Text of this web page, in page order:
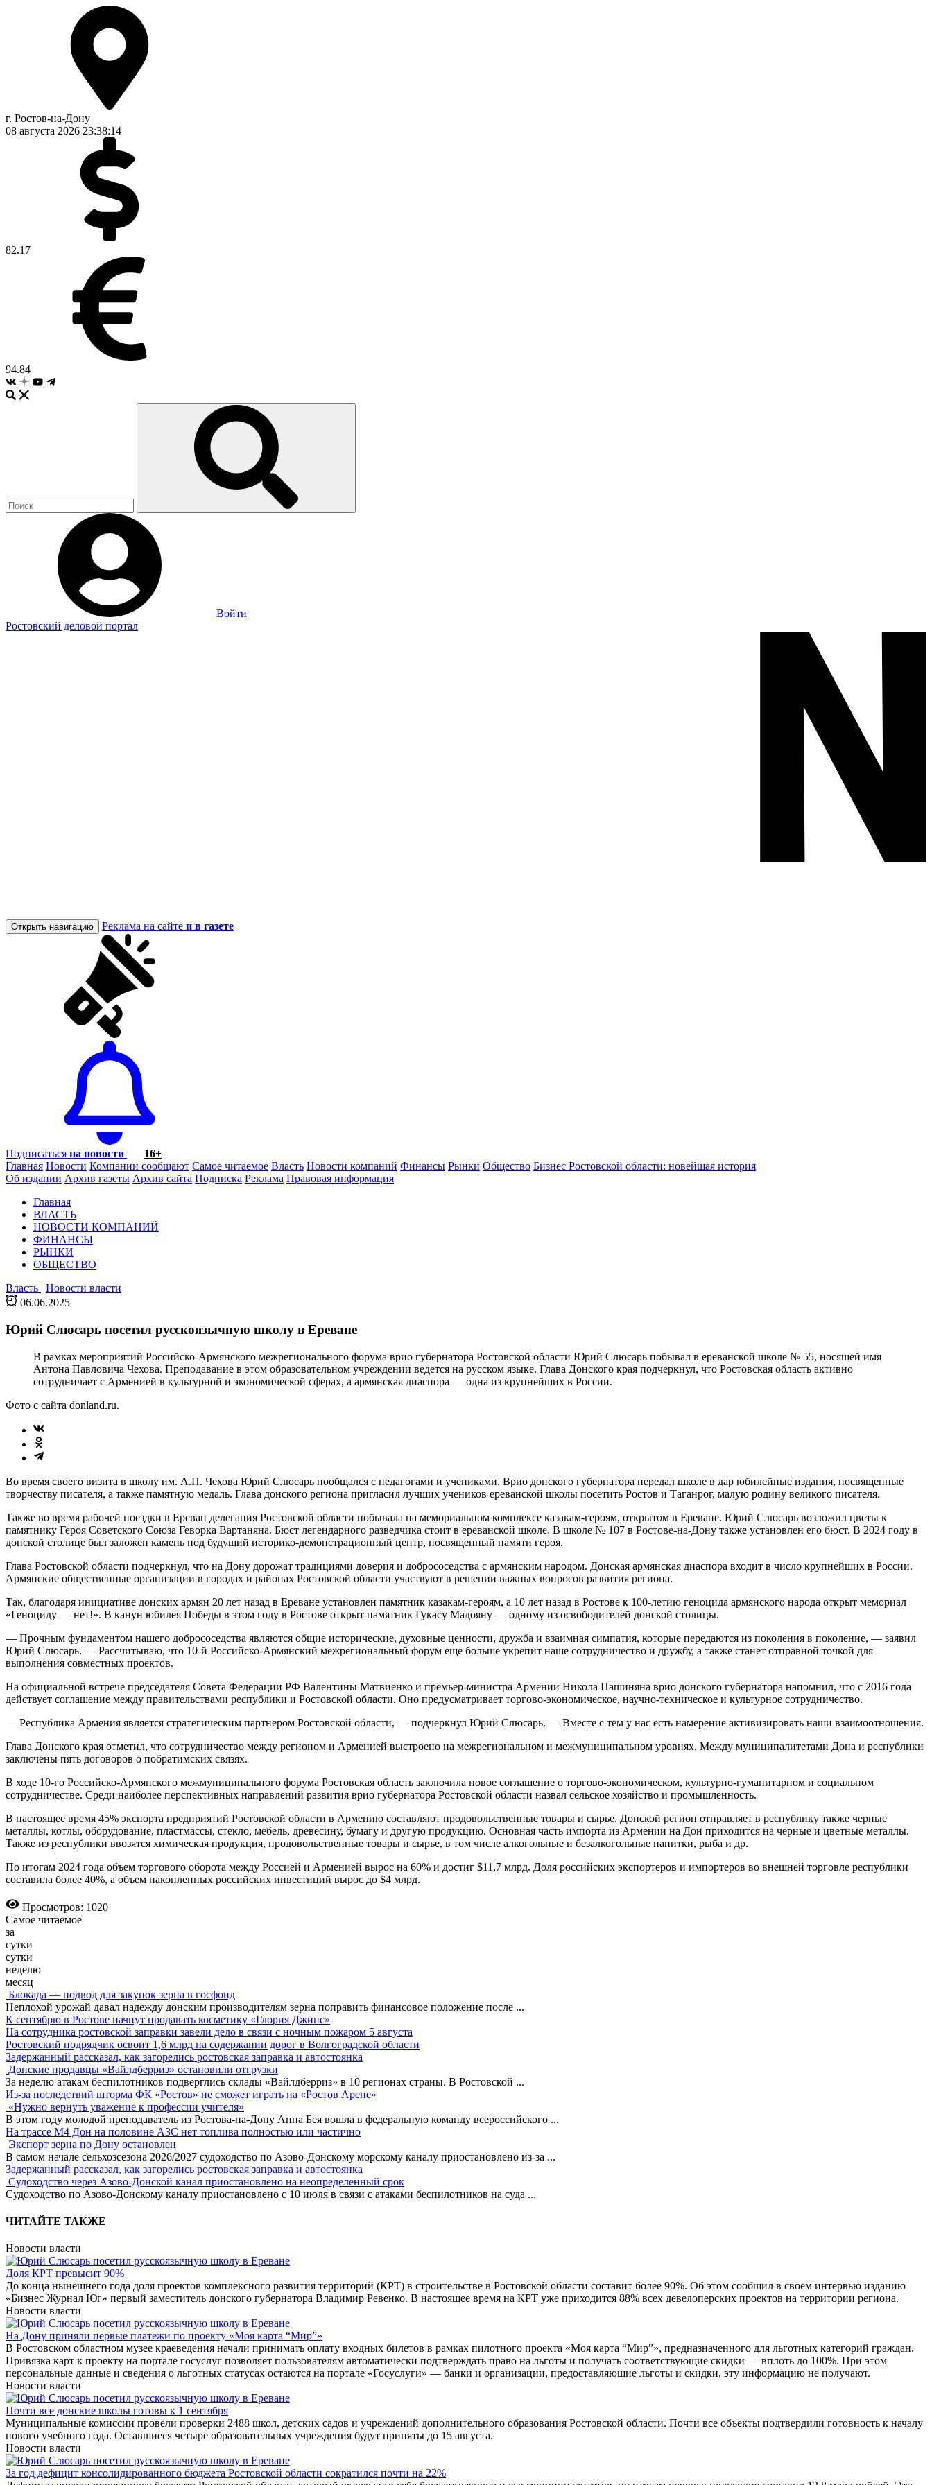
г. Ростов-на-Дону
08 августа 2026 23:38:15
82.17
94.84
Войти
Ростовский деловой портал
Открыть навигацию Реклама на сайте и в газете
Подписаться на новости
16+
Главная Новости Компании сообщают Самое читаемое Власть Новости компаний Финансы Рынки Общество Бизнес Ростовской области: новейшая история
Об издании Архив газеты Архив сайта Подписка Реклама Правовая информация
Главная
ВЛАСТЬ
НОВОСТИ КОМПАНИЙ
ФИНАНСЫ
РЫНКИ
ОБЩЕСТВО
Власть | Новости власти
06.06.2025
Юрий Слюсарь посетил русскоязычную школу в Ереване
В рамках мероприятий Российско-Армянского межрегионального форума врио губернатора Ростовской области Юрий Слюсарь побывал в ереванской школе № 55, носящей имя
Антона Павловича Чехова. Преподавание в этом образовательном учреждении ведется на русском языке. Глава Донского края подчеркнул, что Ростовская область активно
сотрудничает с Арменией в культурной и экономической сферах, а армянская диаспора — одна из крупнейших в России.
Фото с сайта donland.ru.
Во время своего визита в школу им. А.П. Чехова Юрий Слюсарь пообщался с педагогами и учениками. Врио донского губернатора передал школе в дар юбилейные издания, посвященные
творчеству писателя, а также памятную медаль. Глава донского региона пригласил лучших учеников ереванской школы посетить Ростов и Таганрог, малую родину великого писателя.
Также во время рабочей поездки в Ереван делегация Ростовской области побывала на мемориальном комплексе казакам-героям, открытом в Ереване. Юрий Слюсарь возложил цветы к
памятнику Героя Советского Союза Геворка Вартаняна. Бюст легендарного разведчика стоит в ереванской школе. В школе № 107 в Ростове-на-Дону также установлен его бюст. В 2024 году в
донской столице был заложен камень под будущий историко-демонстрационный центр, посвященный памяти героя.
Глава Ростовской области подчеркнул, что на Дону дорожат традициями доверия и добрососедства с армянским народом. Донская армянская диаспора входит в число крупнейших в России.
Армянские общественные организации в городах и районах Ростовской области участвуют в решении важных вопросов развития региона.
Так, благодаря инициативе донских армян 20 лет назад в Ереване установлен памятник казакам-героям, а 10 лет назад в Ростове к 100-летию геноцида армянского народа открыт мемориал
«Геноциду — нет!». В канун юбилея Победы в этом году в Ростове открыт памятник Гукасу Мадояну — одному из освободителей донской столицы.
— Прочным фундаментом нашего добрососедства являются общие исторические, духовные ценности, дружба и взаимная симпатия, которые передаются из поколения в поколение, — заявил
Юрий Слюсарь. — Рассчитываю, что 10-й Российско-Армянский межрегиональный форум еще больше укрепит наше сотрудничество и дружбу, а также станет отправной точкой для
выполнения совместных проектов.
На официальной встрече председателя Совета Федерации РФ Валентины Матвиенко и премьер-министра Армении Никола Пашиняна врио донского губернатора напомнил, что с 2016 года
действует соглашение между правительствами республики и Ростовской области. Оно предусматривает торгово-экономическое, научно-техническое и культурное сотрудничество.
— Республика Армения является стратегическим партнером Ростовской области, — подчеркнул Юрий Слюсарь. — Вместе с тем у нас есть намерение активизировать наши взаимоотношения.
Глава Донского края отметил, что сотрудничество между регионом и Арменией выстроено на межрегиональном и межмуниципальном уровнях. Между муниципалитетами Дона и республики
заключены пять договоров о побратимских связях.
В ходе 10-го Российско-Армянского межмуниципального форума Ростовская область заключила новое соглашение о торгово-экономическом, культурно-гуманитарном и социальном
сотрудничестве. Среди наиболее перспективных направлений развития врио губернатора Ростовской области назвал сельское хозяйство и промышленность.
В настоящее время 45% экспорта предприятий Ростовской области в Армению составляют продовольственные товары и сырье. Донской регион отправляет в республику также черные
металлы, котлы, оборудование, пластмассы, стекло, мебель, древесину, бумагу и другую продукцию. Основная часть импорта из Армении на Дон приходится на черные и цветные металлы.
Также из республики ввозятся химическая продукция, продовольственные товары и сырье, в том числе алкогольные и безалкогольные напитки, рыба и др.
По итогам 2024 года объем торгового оборота между Россией и Арменией вырос на 60% и достиг $11,7 млрд. Доля российских экспортеров и импортеров во внешней торговле республики
составила более 40%, а объем накопленных российских инвестиций вырос до $4 млрд.
Просмотров: 1020
Самое читаемое
за
сутки
сутки
неделю
месяц
Блокада — подвод для закупок зерна в госфонд
Неплохой урожай давал надежду донским производителям зерна поправить финансовое положение после ...
К сентябрю в Ростове начнут продавать косметику «Глория Джинс»
На сотрудника ростовской заправки завели дело в связи с ночным пожаром 5 августа
Ростовский подрядчик освоит 1,6 млрд на содержании дорог в Волгоградской области
Задержанный рассказал, как загорелись ростовская заправка и автостоянка
Донские продавцы «Вайлдберриз» остановили отгрузки
За неделю атакам беспилотников подверглись склады «Вайлдберриз» в 10 регионах страны. В Ростовской ...
Из-за последствий шторма ФК «Ростов» не сможет играть на «Ростов Арене»
«Нужно вернуть уважение к профессии учителя»
В этом году молодой преподаватель из Ростова-на-Дону Анна Бея вошла в федеральную команду всероссийского ...
На трассе М4 Дон на половине АЗС нет топлива полностью или частично
Экспорт зерна по Дону остановлен
В самом начале сельхозсезона 2026/2027 судоходство по Азово-Донскому морскому каналу приостановлено из-за ...
Задержанный рассказал, как загорелись ростовская заправка и автостоянка
Судоходство через Азово-Донской канал приостановлено на неопределенный срок
Судоходство по Азово-Донскому каналу приостановлено с 10 июля в связи с атаками беспилотников на суда ...
ЧИТАЙТЕ ТАКЖЕ
Новости власти
Доля КРТ превысит 90%
До конца нынешнего года доля проектов комплексного развития территорий (КРТ) в строительстве в Ростовской области составит более 90%. Об этом сообщил в своем интервью изданию
«Бизнес Журнал Юг» первый заместитель донского губернатора Владимир Ревенко. В настоящее время на КРТ уже приходится 88% всех девелоперских проектов на территории региона.
Новости власти
На Дону приняли первые платежи по проекту «Моя карта “Мир”»
В Ростовском областном музее краеведения начали принимать оплату входных билетов в рамках пилотного проекта «Моя карта “Мир”», предназначенного для льготных категорий граждан.
Привязка карт к проекту на портале госуслуг позволяет пользователям автоматически подтверждать право на льготы и получать соответствующие скидки — вплоть до 100%. При этом
персональные данные и сведения о льготных статусах остаются на портале «Госуслуги» — банки и организации, предоставляющие льготы и скидки, эту информацию не получают.
Новости власти
Почти все донские школы готовы к 1 сентября
Муниципальные комиссии провели проверки 2488 школ, детских садов и учреждений дополнительного образования Ростовской области. Почти все объекты подтвердили готовность к началу
нового учебного года. Оставшиеся четыре образовательных учреждения будут приняты до 15 августа.
Новости власти
За год дефицит консолидированного бюджета Ростовской области сократился почти на 22%